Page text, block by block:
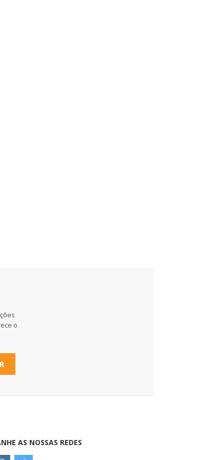
o
AS NOSSAS REDES